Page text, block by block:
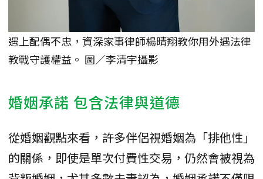
遇上配偶不忠，資深家事律師楊晴翔教你用外遇法律
教戰守護權益。 圖／李清宇攝影
婚姻承諾 包含法律與道德
從婚姻觀點來看，許多伴侶視婚姻為「排他性」
的關係，即使是單次付費性交易，仍然會被視為